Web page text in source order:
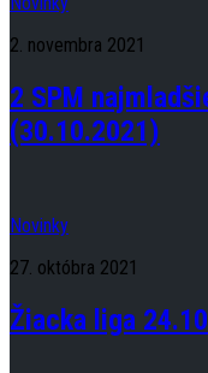
2. novembra 2021
2 SPM
(30.10.2021)
Novinky
27. októbra 2021
Žiacka liga